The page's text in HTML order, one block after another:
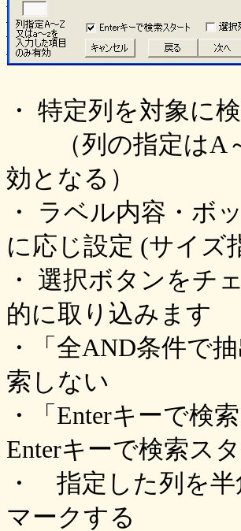
・ 特定列を対象に
（列の指定はA
効となる）
・ ラベル内容・ボ
に応じ設定 (サイズ
・ 選択ボタンをチ
的に取り込みます
・「全AND条件で
索しない
・「Enterキーで
Enterキーで検索ス
・ 指定した列を半
マークする